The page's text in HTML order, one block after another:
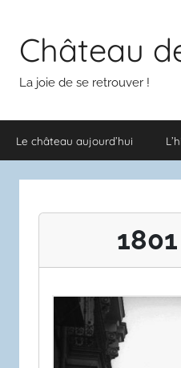
contenuChâteau
La joie de se retrouver !
Le château aujourd’hui
1801